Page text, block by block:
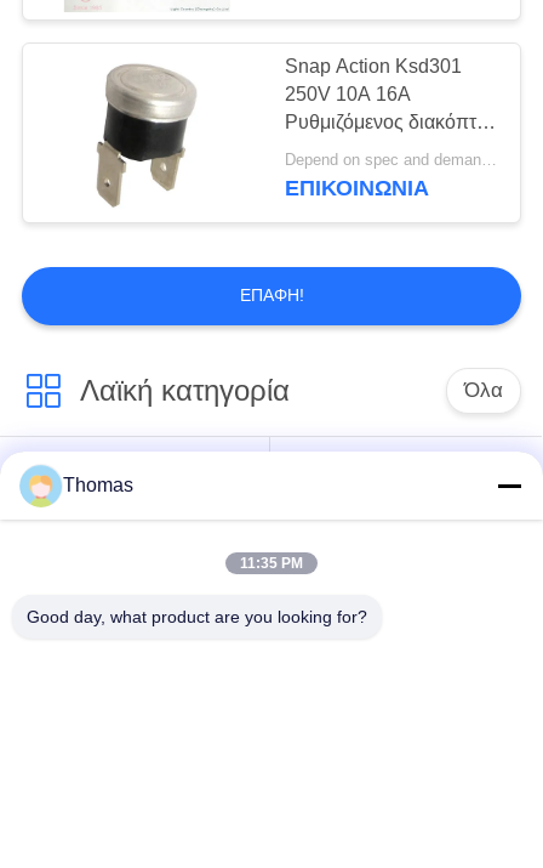
Snap Action Ksd301
250V 10A 16A
Ρυθμιζόμενος διακόπτης
διμεταλλικού
θερμοστάτη
Depend on spec and demand Qty. MOQ:Εξαρτηθείτε από την πραγματική ζήτηση του πελάτη
ΕΠΙΚΟΙΝΩΝΊΑ
ΕΠΑΦΉ!
Λαϊκή κατηγορία Όλα
ksd301 θερμοστάτης
θερμοστάτης
ksd301 θερμικός
Thomas
11:35 PM
Good day, what product are you looking for?